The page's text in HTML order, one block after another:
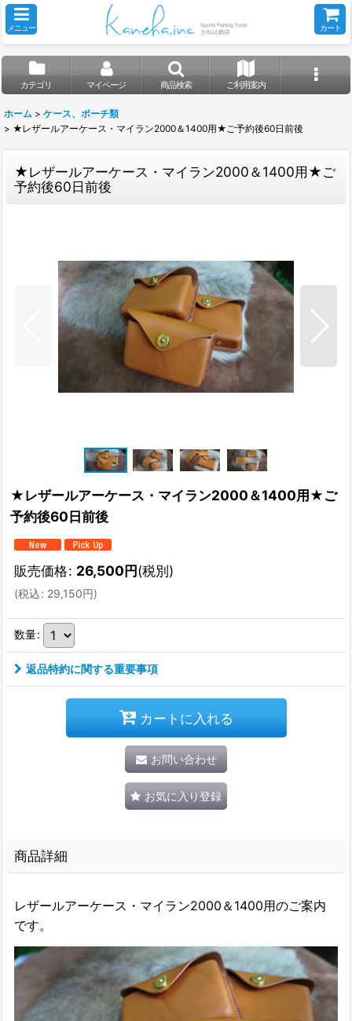
メニュー カート
カテゴリ マイページ 商品検索 ご利用案内
ホーム > ケース、ポーチ類
> ★レザールアーケース・マイラン2000＆1400用★ご予約後60日前後
★レザールアーケース・マイラン2000＆1400用★ご
予約後60日前後
★レザールアーケース・マイラン2000＆1400用★ご
予約後60日前後
販売価格: 26,500円(税別)
(税込: 29,150円)
数量:
返品特約に関する重要事項
カートに入れる
お問い合わせ
お気に入り登録
商品詳細
レザールアーケース・マイラン2000＆1400用のご案内
です。